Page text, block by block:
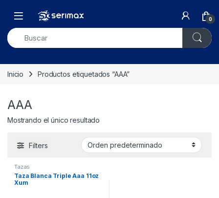
Open 0
Inicio Productos etiquetados “AAA”
AAA
Mostrando el único resultado
Filters
Tazas
Taza Blanca Triple Aaa 11oz
Xum